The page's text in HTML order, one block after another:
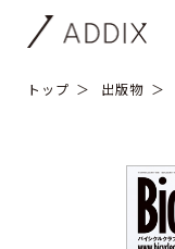
トップ 出版物